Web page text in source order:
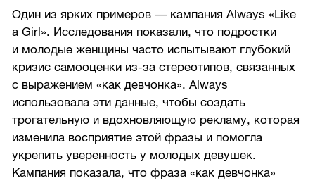
Один из ярких примеров — кампания Always «Like
a Girl». Исследования показали, что подростки
и молодые женщины часто испытывают глубокий
кризис самооценки из-за стереотипов, связанных
с выражением «как девчонка». Always
использовала эти данные, чтобы создать
трогательную и вдохновляющую рекламу, которая
изменила восприятие этой фразы и помогла
укрепить уверенность у молодых девушек.
Кампания показала, что фраза «как девчонка»